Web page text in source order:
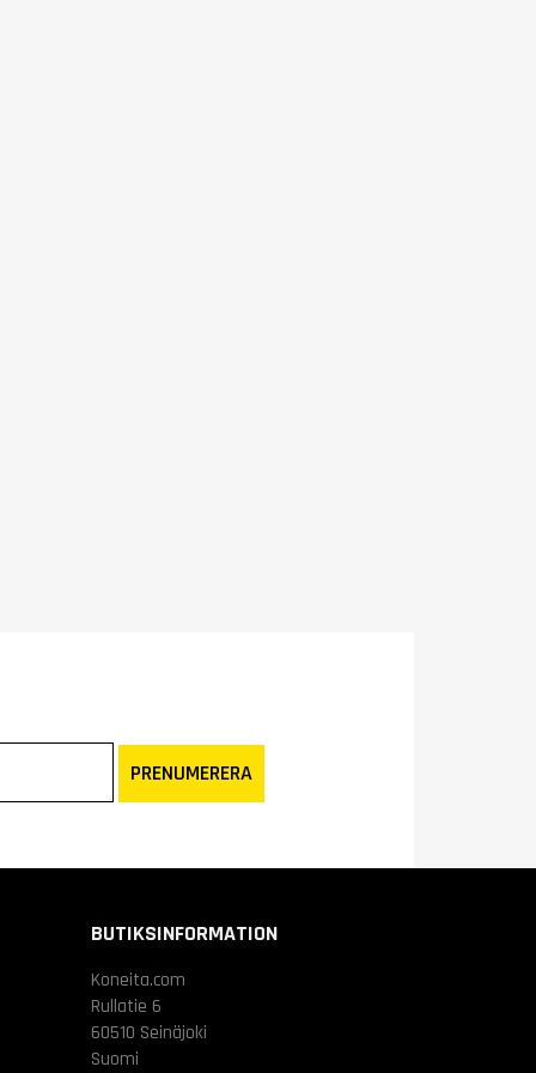
PRENUMERERA
BUTIKSINFORMATION
Koneita.com
Rullatie 6
60510 Seinäjoki
Suomi